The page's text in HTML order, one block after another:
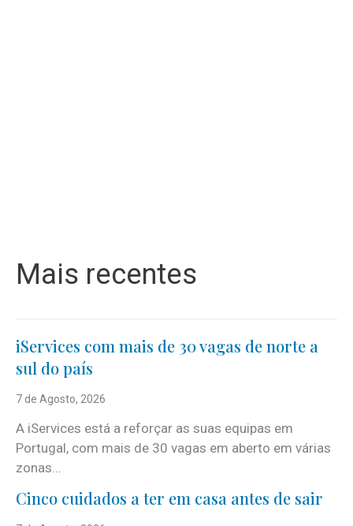
Mais recentes
iServices com mais de 30 vagas de norte a
sul do país
7 de Agosto, 2026
A iServices está a reforçar as suas equipas em
Portugal, com mais de 30 vagas em aberto em várias
zonas...
Cinco cuidados a ter em casa antes de sair